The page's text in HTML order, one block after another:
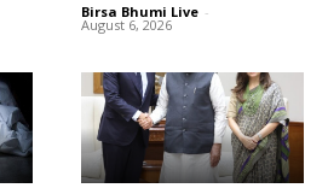
Birsa Bhumi Live -
August 6, 2026